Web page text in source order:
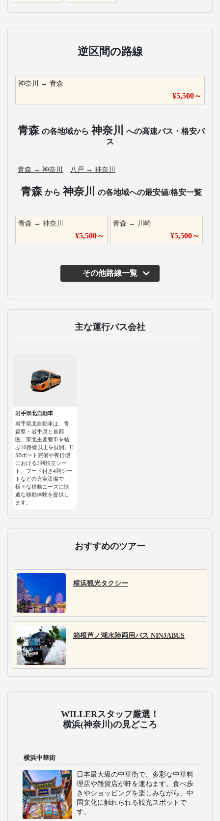
逆区間の路線
神奈川 → 青森
¥5,500～
青森 の各地域から 神奈川
への高速バス・格安バ
ス
青森 → 神奈川 八戸 → 神奈川
青森 から 神奈川 の各地域への最安値/格安一覧
青森 → 神奈川
¥5,500～
青森 → 川崎
¥5,500～
その他路線一覧
主な運行バス会社
岩手県北自動車
岩手県北自動車は、青
森県・岩手県と首都
圏、東北主要都市を結
ぶ10路線以上を展開。U
SBポート完備や夜行便
における3列独立シー
ト、フード付き4列シー
トなどの充実設備で
様々な移動ニーズに快
適な移動体験を提供し
ます。
おすすめのツアー
横浜観光タクシー
箱根芦ノ湖水陸両用バス NINJABUS
WILLERスタッフ厳選！
横浜(神奈川)の見どころ
横浜中華街
日本最大級の中華街で、多彩な中華料
理店や雑貨店が軒を連ねます。食べ歩
きやショッピングを楽しみながら、中
国文化に触れられる観光スポットで
す。